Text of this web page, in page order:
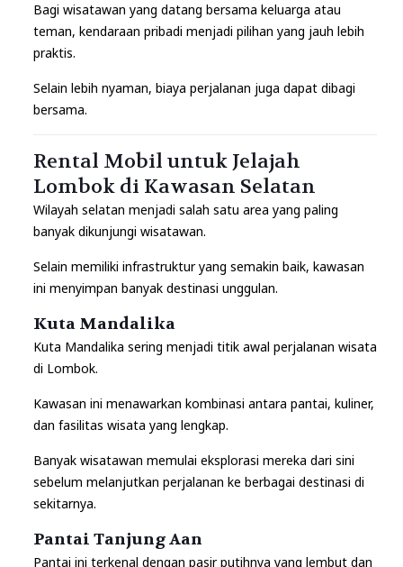
Bagi wisatawan yang datang bersama keluarga atau
teman, kendaraan pribadi menjadi pilihan yang jauh lebih
praktis.
Selain lebih nyaman, biaya perjalanan juga dapat dibagi
bersama.
Rental Mobil untuk Jelajah
Lombok di Kawasan Selatan
Wilayah selatan menjadi salah satu area yang paling
banyak dikunjungi wisatawan.
Selain memiliki infrastruktur yang semakin baik, kawasan
ini menyimpan banyak destinasi unggulan.
Kuta Mandalika
Kuta Mandalika sering menjadi titik awal perjalanan wisata
di Lombok.
Kawasan ini menawarkan kombinasi antara pantai, kuliner,
dan fasilitas wisata yang lengkap.
Banyak wisatawan memulai eksplorasi mereka dari sini
sebelum melanjutkan perjalanan ke berbagai destinasi di
sekitarnya.
Pantai Tanjung Aan
Pantai ini terkenal dengan pasir putihnya yang lembut dan